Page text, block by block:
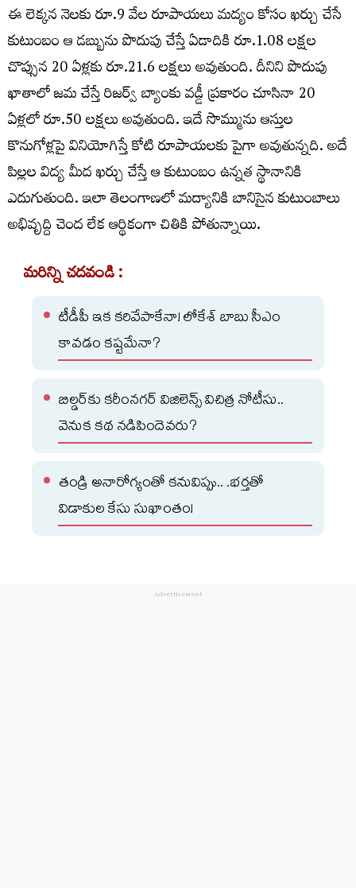
ఈ లెక్క‌న నెల‌కు రూ.9 వేల రూపాయ‌లు మ‌ద్యం కోసం ఖ‌ర్చు చేసే
కుటుంబం ఆ డ‌బ్బును పొదుపు చేస్తే ఏడాదికి రూ.1.08 ల‌క్ష‌ల
చొప్సున 20 ఏళ్ల‌కు రూ.21.6 ల‌క్ష‌లు అవుతుంది. దీనిని పొదుపు
ఖాతాలో జ‌మ చేస్తే రిజ‌ర్వ్ బ్యాంకు వ‌డ్డీ ప్ర‌కారం చూసినా 20
ఏళ్ల‌లో రూ.50 ల‌క్ష‌లు అవుతుంది. ఇదే సొమ్మును ఆస్తుల
కొనుగోళ్ల‌పై వినియోగిస్తే కోటి రూపాయ‌ల‌కు పైగా అవుతున్న‌ది. అదే
పిల్ల‌ల విద్య మీద ఖర్చు చేస్తే ఆ కుటుంబం ఉన్న‌త స్థానానికి
ఎదుగుతుంది. ఇలా తెలంగాణ‌లో మ‌ద్యానికి బానిసైన కుటుంబాలు
అభివృద్ది చెంద లేక ఆర్థికంగా చితికి పోతున్నాయి.
మరిన్ని చదవండి :
టీడీపీ ఇక కరివేపాకేనా! లోకేశ్‌ బాబు సీఎం
కావడం కష్టమేనా?
బిల్డర్‌కు కరీంనగర్‌ విజిలెన్స్‌ విచిత్ర నోటీసు..
వెనుక కథ నడిపిందెవరు?
తండ్రి అనారోగ్యంతో కనువిప్పు.. .భర్తతో
విడాకుల కేసు సుఖాంతం!